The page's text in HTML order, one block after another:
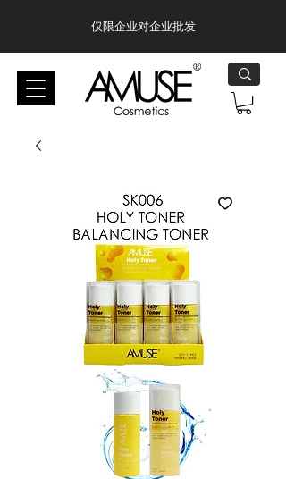
仅限企业对企业批发